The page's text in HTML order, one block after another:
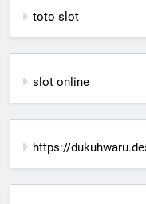
toto slot
slot online
https://